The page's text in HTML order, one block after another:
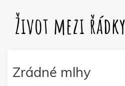
Život mezi řádky
Zrádné mlhy